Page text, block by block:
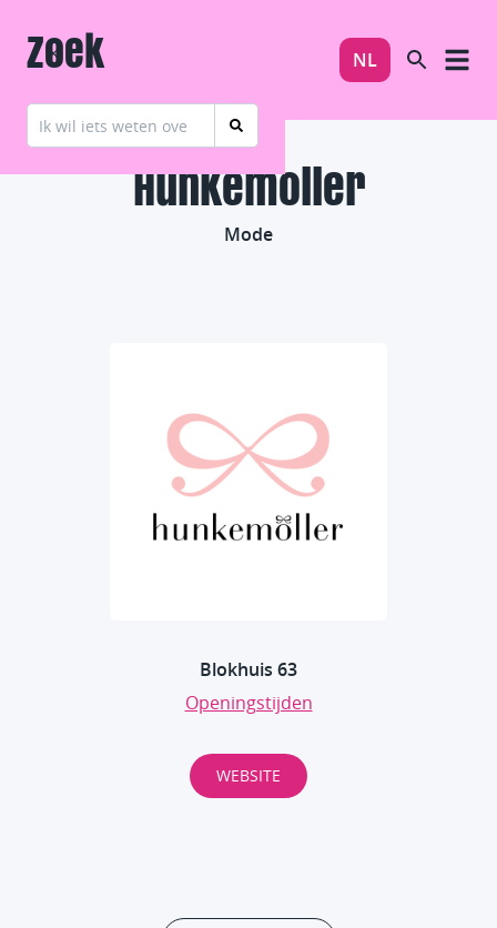
NL
Zoek
Hunkemoller
Mode
Blokhuis 63
Openingstijden
WEBSITE